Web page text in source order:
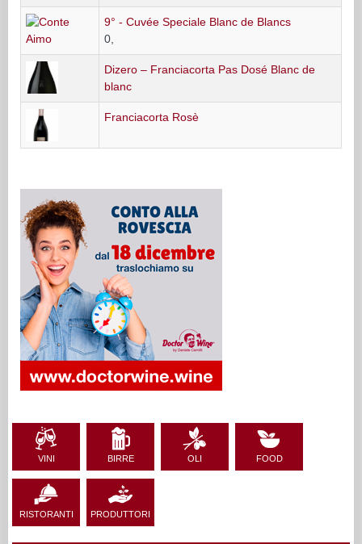
9° - Cuvée Speciale Blanc de Blancs
0,
Dizero – Franciacorta Pas Dosé Blanc de
blanc
Franciacorta Rosè
VINI BIRRE OLI FOOD
RISTORANTI PRODUTTORI